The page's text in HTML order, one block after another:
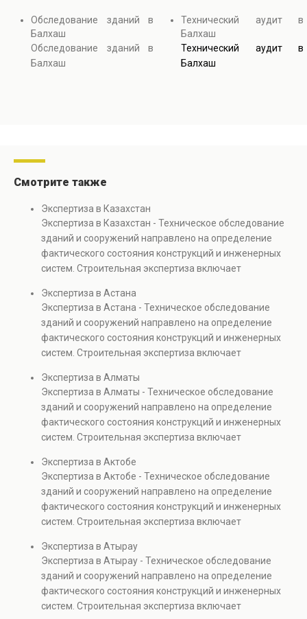
Обследование зданий в
Балхаш
Обследование зданий в
Балхаш
Технический аудит в
Балхаш
Технический аудит в
Балхаш
Смотрите также
Экспертиза в Казахстан
Экспертиза в Казахстан - Техническое обследование
зданий и сооружений направлено на определение
фактического состояния конструкций и инженерных
систем. Строительная экспертиза включает
элементов и оценку эксплуатационной безопасности.
Услуга востребована при покупке недвижимости,
капитальном ремонте и реконструкции объектов, а
также при судебных разбирательствах и технических
проверках.
Экспертиза в Астана
Экспертиза в Астана - Техническое обследование
зданий и сооружений направлено на определение
фактического состояния конструкций и инженерных
систем. Строительная экспертиза включает
элементов и оценку эксплуатационной безопасности.
Услуга востребована при покупке недвижимости,
капитальном ремонте и реконструкции объектов, а
также при судебных разбирательствах и технических
проверках.
Экспертиза в Алматы
Экспертиза в Алматы - Техническое обследование
зданий и сооружений направлено на определение
фактического состояния конструкций и инженерных
систем. Строительная экспертиза включает
элементов и оценку эксплуатационной безопасности.
Услуга востребована при покупке недвижимости,
капитальном ремонте и реконструкции объектов, а
также при судебных разбирательствах и технических
проверках.
Экспертиза в Актобе
Экспертиза в Актобе - Техническое обследование
зданий и сооружений направлено на определение
фактического состояния конструкций и инженерных
систем. Строительная экспертиза включает
элементов и оценку эксплуатационной безопасности.
Услуга востребована при покупке недвижимости,
капитальном ремонте и реконструкции объектов, а
также при судебных разбирательствах и технических
проверках.
Экспертиза в Атырау
Экспертиза в Атырау - Техническое обследование
зданий и сооружений направлено на определение
фактического состояния конструкций и инженерных
систем. Строительная экспертиза включает